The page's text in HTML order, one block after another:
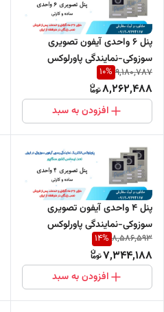
پنل 6 واحدی آیفون تصویری
سوزوکی-نمایندگی پاورلوکس
9,180,787
10%
8,262,488
افزودن به سبد
پنل 4 واحدی آیفون تصویری
سوزوکی-نمایندگی پاورلوکس
8,586,593
14%
7,344,188
افزودن به سبد